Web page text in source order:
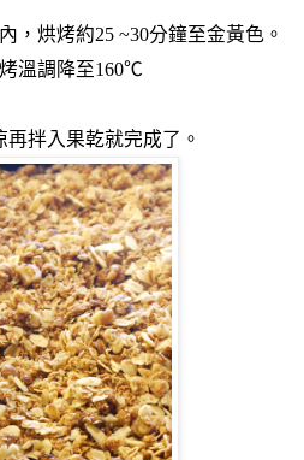
，烘烤約25 ~30分鐘至金黃色。
溫調降至160℃
拌入果乾就完成了。